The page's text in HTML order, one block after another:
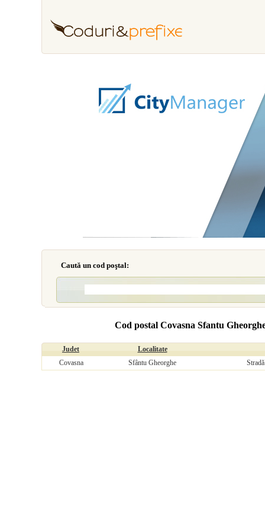
Caută un cod poştal:
Cod postal Covasna Sfantu
Judet
Localitate
Covasna
Sfântu Gheorghe